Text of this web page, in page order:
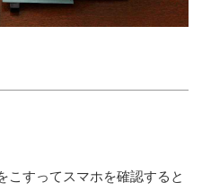
こすってスマホを確認すると